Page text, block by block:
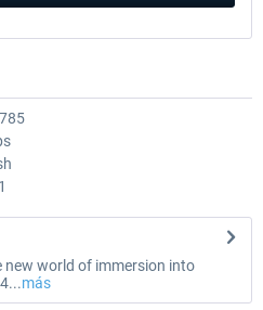
new world of immersion into
más